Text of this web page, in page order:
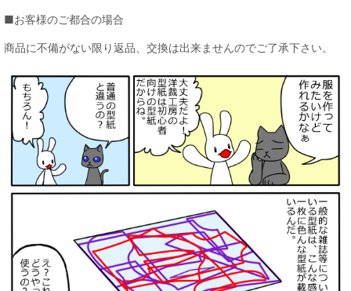
■お客様のご都合の場合
商品に不備がない限り返品、交換は出来ませんのでご了承下さい。